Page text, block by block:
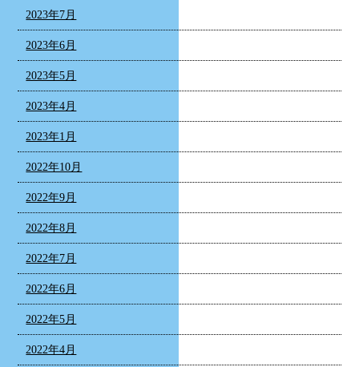
2023年7月
2023年6月
2023年5月
2023年4月
2023年1月
2022年10月
2022年9月
2022年8月
2022年7月
2022年6月
2022年5月
2022年4月